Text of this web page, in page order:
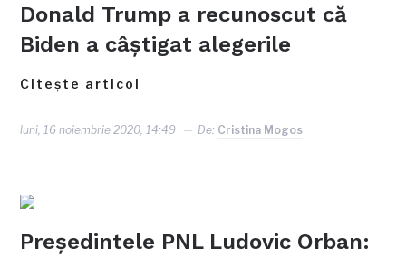
Donald Trump a recunoscut că
Biden a câștigat alegerile
Citește articol
luni, 16 noiembrie 2020, 14:49 De: Cristina Mogos
Preşedintele PNL Ludovic Orban: